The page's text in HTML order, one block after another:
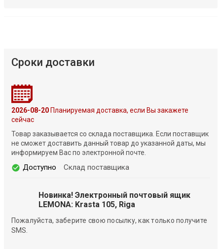
Сроки доставки
2026-08-20Планируемая доставка, если Вы закажете
сейчас
Товар заказывается со склада поставщика. Если поставщик
не сможет доставить данный товар до указанной даты, мы
информируем Вас по электронной почте.
Доступно Склад поставщика
Новинка! Электронный почтовый ящик
LEMONA: Krasta 105, Riga
Пожалуйста, заберите свою посылку, как только получите
SMS.